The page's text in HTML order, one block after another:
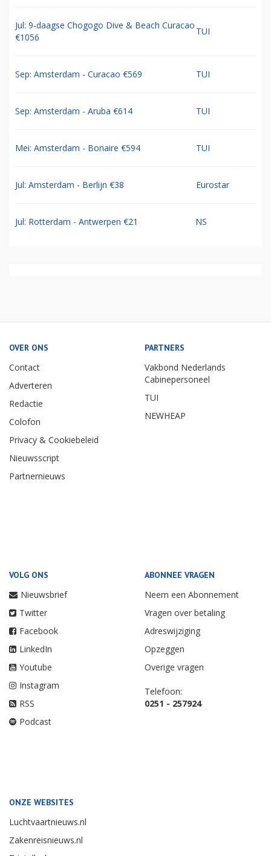
Jul: 9-daagse Chogogo Dive & Beach Curacao
€1056
TUI
Sep: Amsterdam - Curacao €569 TUI
Sep: Amsterdam - Aruba €614 TUI
Mei: Amsterdam - Bonaire €594 TUI
Jul: Amsterdam - Berlijn €38 Eurostar
Jul: Rotterdam - Antwerpen €21 NS
OVER ONS
Contact
Adverteren
Redactie
Colofon
Privacy & Cookiebeleid
Nieuwsscript
Partnernieuws
PARTNERS
Vakbond Nederlands
Cabinepersoneel
TUI
NEWHEAP
VOLG ONS
Nieuwsbrief
Twitter
Facebook
LinkedIn
Youtube
Instagram
RSS
Podcast
ABONNEE VRAGEN
Neem een Abonnement
Vragen over betaling
Adreswijziging
Opzeggen
Overige vragen
Telefoon:
0251 - 257924
ONZE WEBSITES
Luchtvaartnieuws.nl
Zakenreisnieuws.nl